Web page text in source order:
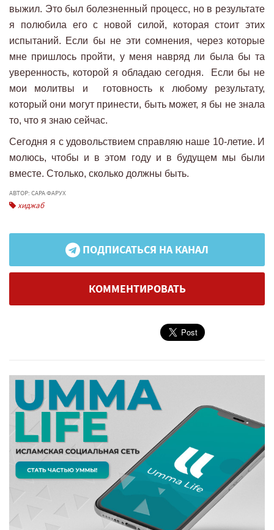
выжил. Это был болезненный процесс, но в результате
я полюбила его с новой силой, которая стоит этих
испытаний. Если бы не эти сомнения, через которые
мне пришлось пройти, у меня навряд ли была бы та
уверенность, которой я обладаю сегодня. Если бы не
мои молитвы и готовность к любому результату,
который они могут принести, быть может, я бы не знала
то, что я знаю сейчас.
Сегодня я с удовольствием справляю наше 10-летие. И
молюсь, чтобы и в этом году и в будущем мы были
вместе. Столько, сколько должны быть.
АВТОР: САРА ФАРУХ
хиджаб
ПОДПИСАТЬСЯ НА КАНАЛ
КОММЕНТИРОВАТЬ